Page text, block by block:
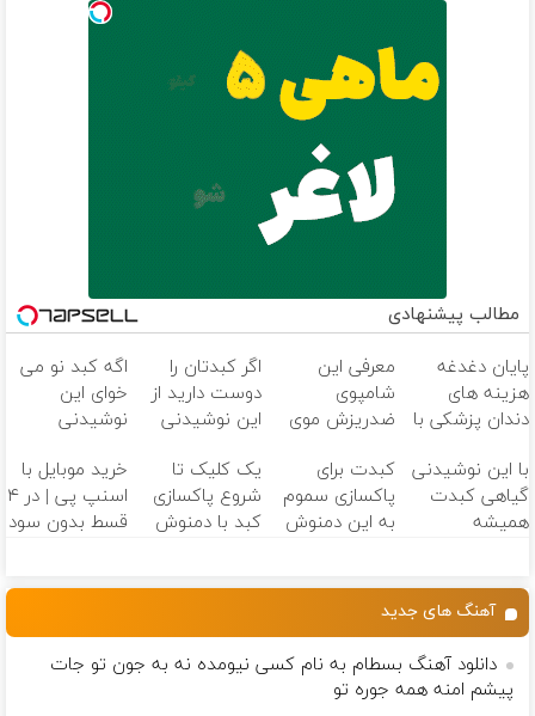
مطالب پیشنهادی
پایان دغدغه
هزینه های
دندان پزشکی با
کننده خانگی
معرفی این
شامپوی
ضدریزش موی
وسیما
اگر کبدتان را
دوست دارید از
این نوشیدنی
نشوید
اگه کبد نو می
خوای این
نوشیدنی
خودت هدیه
بده55%تخفیف
با این نوشیدنی
گیاهی کبدت
همیشه
کبدت برای
پاکسازی سموم
به این دمنوش
یک کلیک تا
شروع پاکسازی
کبد با دمنوش
خرید موبایل با
اسنپ پی | در ۴
قسط بدون سود
آهنگ های جدید
دانلود آهنگ بسطام به نام کسی نیومده نه به جون تو جات
پیشم امنه همه جوره تو